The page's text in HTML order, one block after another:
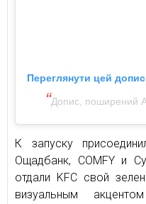
Переглянути цей
Допис, поширений
К запуску
Ощадбанк, COMFY и
отдали KFC свой
визуальным